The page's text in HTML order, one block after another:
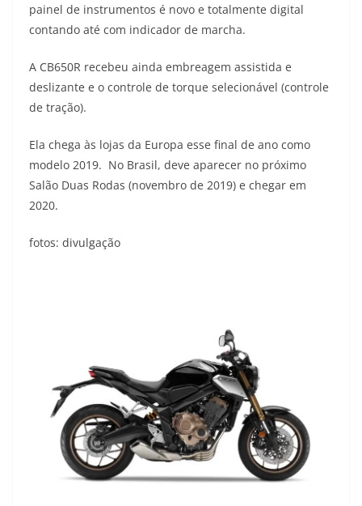
painel de instrumentos é novo e totalmente digital
contando até com indicador de marcha.
A CB650R recebeu ainda embreagem assistida e
deslizante e o controle de torque selecionável (controle
de tração).
Ela chega às lojas da Europa esse final de ano como
modelo 2019. No Brasil, deve aparecer no próximo
Salão Duas Rodas (novembro de 2019) e chegar em
2020.
fotos: divulgação